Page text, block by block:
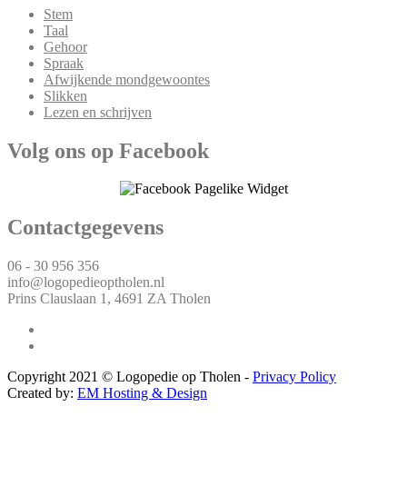
Stem
Taal
Gehoor
Spraak
Afwijkende mondgewoontes
Slikken
Lezen en schrijven
Volg ons op Facebook
Contactgegevens
06 - 30 956 356
info@logopedieoptholen.nl
Prins Clauslaan 1, 4691 ZA Tholen
Copyright 2021 © Logopedie op Tholen - Privacy Policy
Created by: EM Hosting & Design